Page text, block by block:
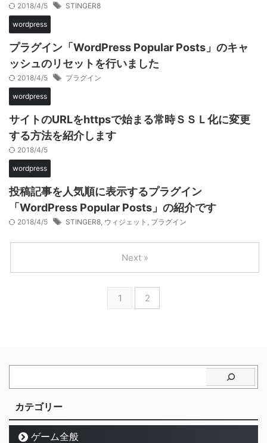
2018/4/5 STINGER8
wordpress
プラグイン「WordPress Popular Posts」のキャ
ッシュのリセットを行いました
2018/4/5 プラグイン
wordpress
サイトのURLをhttpsで始まる常時ＳＳＬ化に変更
する方法を紹介します
2018/4/5
wordpress
投稿記事を人気順に表示するプラグイン
「WordPress Popular Posts」の紹介です
2018/4/5 STINGER8 ウィジェット プラグイン
1 2
Next »
カテゴリー
ゲーム全般